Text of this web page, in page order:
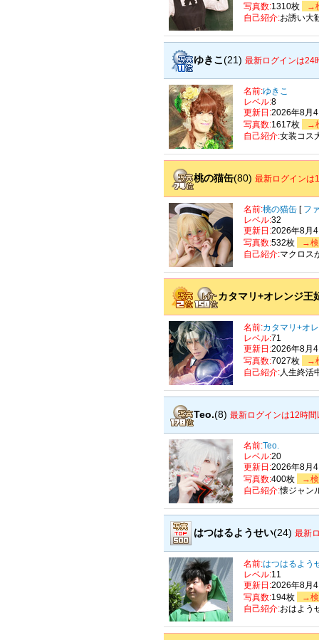
写真数:1310枚
→
自己紹介:お誘い大
ゆきこ(21) 最新ログインは24
名前:ゆきこ
レベル:8
更新日:2026年8月
写真数:1617枚
→
自己紹介:女装コス
桃の猫缶(80) 最新ログインは
名前:桃の猫缶 [ フ
レベル:32
更新日:2026年8月
写真数:532枚
→検
自己紹介:マクロス
カタマリ+オレンジ王
名前:カタマリ+オ
レベル:71
更新日:2026年8月
写真数:7027枚
→
自己紹介:人生終活
Teo.(8) 最新ログインは12時間
名前:Teo.
レベル:20
更新日:2026年8月
写真数:400枚
→検
自己紹介:懐ジャン
はつはるようせい(24) 最新
名前:はつはるよう
レベル:11
更新日:2026年8月
写真数:194枚
→検
自己紹介:おはよう